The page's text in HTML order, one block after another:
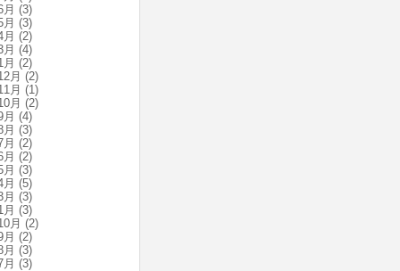
(3)
(3)
(2)
(4)
(2)
月 (2)
月 (1)
月 (2)
(4)
(3)
(2)
(2)
(3)
(5)
(3)
(3)
月 (2)
(2)
(3)
(3)